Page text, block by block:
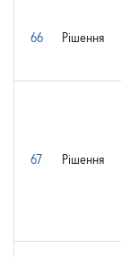
66 Рішення
67 Рішення